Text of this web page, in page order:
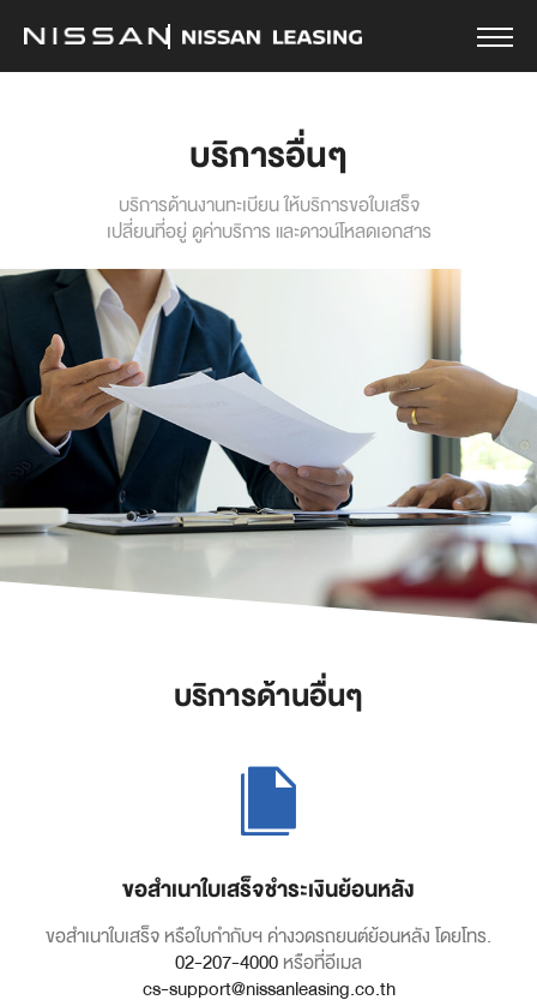
บริการอื่นๆ
บริการด้านงานทะเบียน ให้บริการขอใบเสร็จ
เปลี่ยนที่อยู่ ดูค่าบริการ และดาวน์โหลดเอกสาร
บริการด้านอื่นๆ
ขอสำเนาใบเสร็จชำระเงินย้อนหลัง
ขอสำเนาใบเสร็จ หรือใบกำกับฯ ค่างวดรถยนต์ย้อนหลัง โดยโทร.
02-207-4000หรือที่อีเมล
cs-support@nissanleasing.co.th